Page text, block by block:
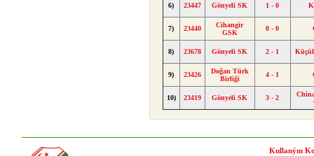
6) 23447 Gönyeli SK 1 - 0
7) 23440
Cihangir
GSK
0 - 0
8) 23678 Gönyeli SK 2 - 1
9) 23426
Doğan Türk
Birliği
4 - 1
10) 23419 Gönyeli SK 3 - 2
Kullaným